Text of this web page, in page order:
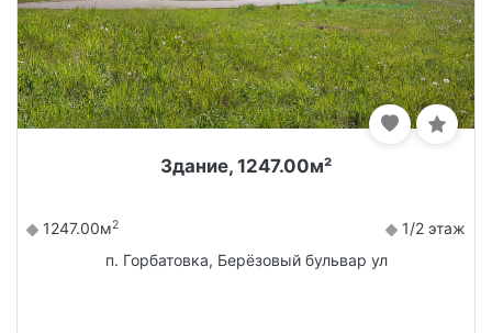
Здание, 1247.00м²
1247.00м2
1/2 этаж
п. Горбатовка, Берёзовый бульвар ул